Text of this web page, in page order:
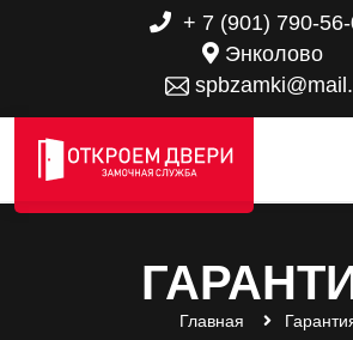
+ 7 (901) 790-
Энколово
Главная